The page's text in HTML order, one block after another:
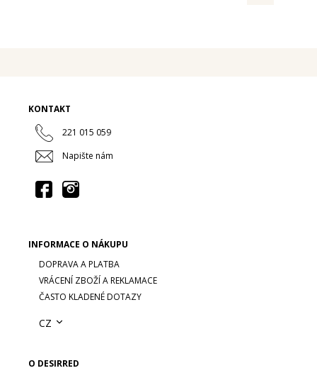
KONTAKT
221 015 059
Napište nám
INFORMACE O NÁKUPU
DOPRAVA A PLATBA
VRÁCENÍ ZBOŽÍ A REKLAMACE
ČASTO KLADENÉ DOTAZY
CZ
O DESIRRED